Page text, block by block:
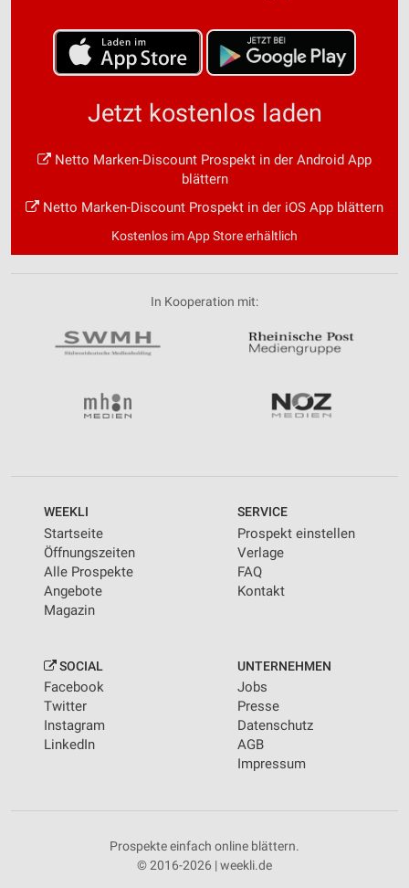
Jetzt kostenlos laden
Netto Marken-Discount Prospekt in der Android App
blättern
Netto Marken-Discount Prospekt in der iOS App blättern
Kostenlos im App Store erhältlich
In Kooperation mit:
WEEKLI
Startseite
Öffnungszeiten
Alle Prospekte
Angebote
Magazin
SERVICE
Prospekt einstellen
Verlage
FAQ
Kontakt
SOCIAL
Facebook
Twitter
Instagram
LinkedIn
UNTERNEHMEN
Jobs
Presse
Datenschutz
AGB
Impressum
Prospekte einfach online blättern.
© 2016-2026 | weekli.de